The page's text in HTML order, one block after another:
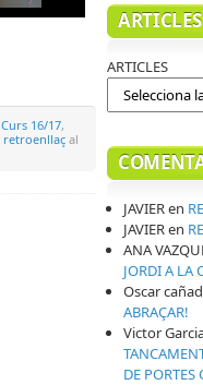
Curs 16/17,
retroenllaç al
ARTICLES
ARTICLES
JAVIERen
JAVIERen
ANA
JORDI A LA
Oscar
ABRAÇAR!
Victor
DE PORTES